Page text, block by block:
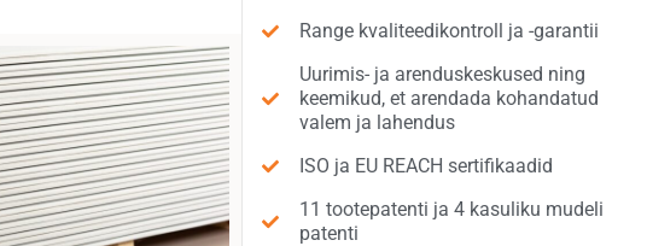
Range kvaliteedikontroll ja -garantii
Uurimis- ja arenduskeskused ning
keemikud, et arendada kohandatud
valem ja lahendus
ISO ja EU REACH sertifikaadid
11 tootepatenti ja 4 kasuliku mudeli
patenti